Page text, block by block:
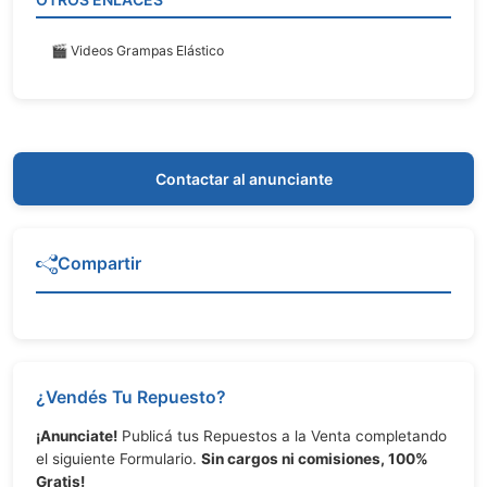
🎬 Videos Grampas Elástico
Contactar al anunciante
Compartir
¿Vendés Tu Repuesto?
¡Anunciate! Publicá tus Repuestos a la Venta completando
el siguiente Formulario. Sin cargos ni comisiones, 100%
Gratis!